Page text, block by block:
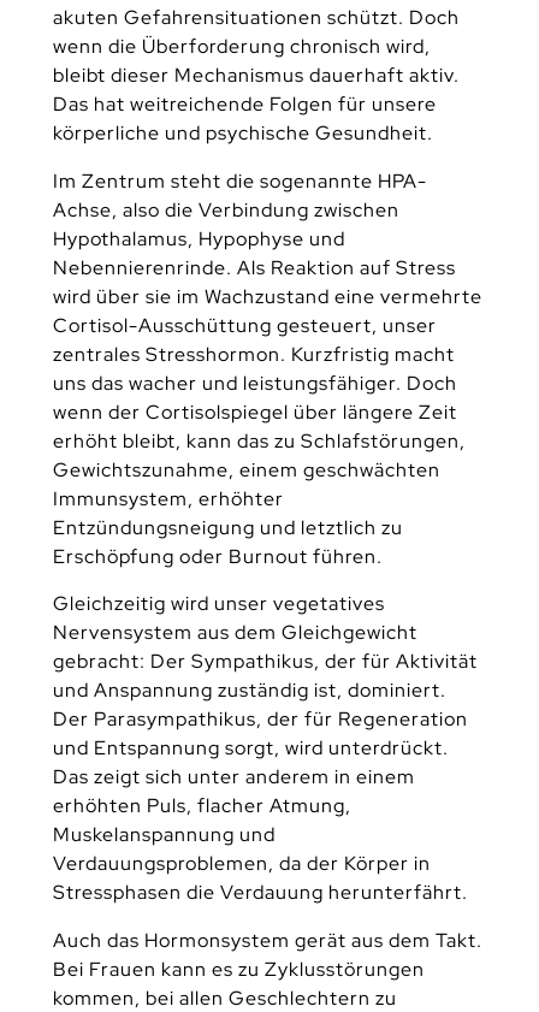
akuten Gefahrensituationen schützt. Doch
wenn die Überforderung chronisch wird,
bleibt dieser Mechanismus dauerhaft aktiv.
Das hat weitreichende Folgen für unsere
körperliche und psychische Gesundheit.
Im Zentrum steht die sogenannte HPA-
Achse, also die Verbindung zwischen
Hypothalamus, Hypophyse und
Nebennierenrinde. Als Reaktion auf Stress
wird über sie im Wachzustand eine vermehrte
Cortisol-Ausschüttung gesteuert, unser
zentrales Stresshormon. Kurzfristig macht
uns das wacher und leistungsfähiger. Doch
wenn der Cortisolspiegel über längere Zeit
erhöht bleibt, kann das zu Schlafstörungen,
Gewichtszunahme, einem geschwächten
Immunsystem, erhöhter
Entzündungsneigung und letztlich zu
Erschöpfung oder Burnout führen.
Gleichzeitig wird unser vegetatives
Nervensystem aus dem Gleichgewicht
gebracht: Der Sympathikus, der für Aktivität
und Anspannung zuständig ist, dominiert.
Der Parasympathikus, der für Regeneration
und Entspannung sorgt, wird unterdrückt.
Das zeigt sich unter anderem in einem
erhöhten Puls, flacher Atmung,
Muskelanspannung und
Verdauungsproblemen, da der Körper in
Stressphasen die Verdauung herunterfährt.
Auch das Hormonsystem gerät aus dem Takt.
Bei Frauen kann es zu Zyklusstörungen
kommen, bei allen Geschlechtern zu